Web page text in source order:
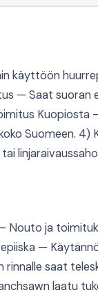
käyttöön
— Saat
Kuopiosta
Suomeen.
Nouto ja
—
saat
laatu